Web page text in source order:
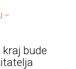
–
kraj bude